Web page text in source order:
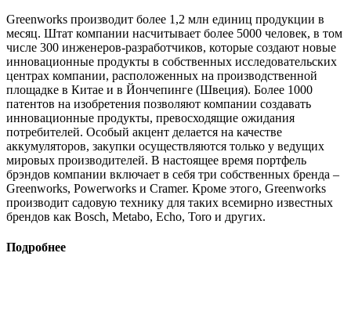
Greenworks производит более 1,2 млн единиц продукции в
месяц. Штат компании насчитывает более 5000 человек, в том
числе 300 инженеров-разработчиков, которые создают новые
инновационные продукты в собственных исследовательских
центрах компании, расположенных на производственной
площадке в Китае и в Йончепинге (Швеция). Более 1000
патентов на изобретения позволяют компании создавать
инновационные продукты, превосходящие ожидания
потребителей. Особый акцент делается на качестве
аккумуляторов, закупки осуществляются только у ведущих
мировых производителей. В настоящее время портфель
брэндов компании включает в себя три собственных бренда –
Greenworks, Powerworks и Cramer. Кроме этого, Greenworks
производит садовую технику для таких всемирно известных
брендов как Bosch, Metabo, Echo, Toro и других.
Подробнее